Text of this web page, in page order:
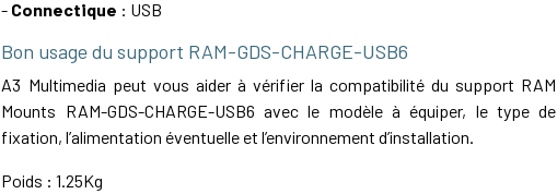
- Connectique : USB
Bon usage du support RAM-GDS-CHARGE-USB6
A3 Multimedia peut vous aider à vérifier la compatibilité du support RAM
Mounts RAM-GDS-CHARGE-USB6 avec le modèle à équiper, le type de
fixation, l’alimentation éventuelle et l’environnement d’installation.
Poids : 1.25Kg